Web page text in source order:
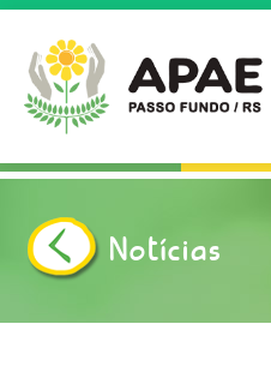
INÍCIO
Notícias